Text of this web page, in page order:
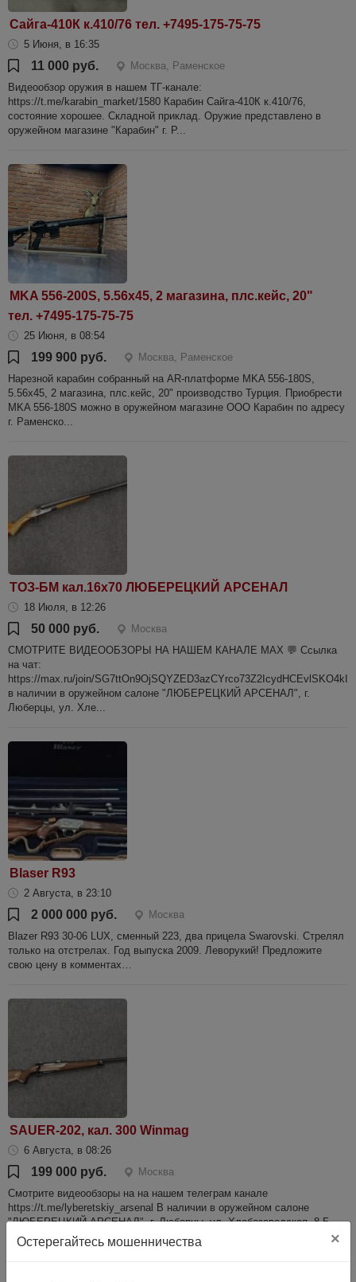
Сайга-410К к.410/76 тел. +7495-175-75-75
5 Июня, в 16:35
11 000 руб.
Москва, Раменское
Видеообзор оружия в нашем ТГ-канале:
https://t.me/karabin_market/1580 Карабин Сайга-410К к.410/76,
состояние хорошее. Складной приклад. Оружие представлено в
оружейном магазине "Карабин" г. Р...
MKA 556-200S, 5.56х45, 2 магазина, плс.кейс, 20"
тел. +7495-175-75-75
25 Июня, в 08:54
199 900 руб.
Москва, Раменское
Нарезной карабин собранный на AR-платформе MKA 556-180S,
5.56х45, 2 магазина, плс.кейс, 20" производство Турция. Приобрести
MKA 556-180S можно в оружейном магазине ООО Карабин по адресу
г. Раменско...
ТОЗ-БМ кал.16х70 ЛЮБЕРЕЦКИЙ АРСЕНАЛ
18 Июля, в 12:26
50 000 руб.
Москва
СМОТРИТЕ ВИДЕООБЗОРЫ НА НАШЕМ КАНАЛЕ MAX 💬 Ссылка
на чат:
https://max.ru/join/SG7ttOn9OjSQYZED3azCYrco73Z2IcydHCEvlSKO4kI
в наличии в оружейном салоне "ЛЮБЕРЕЦКИЙ АРСЕНАЛ", г.
Люберцы, ул. Хле...
Blaser R93
2 Августа, в 23:10
2 000 000 руб.
Москва
Blazer R93 30-06 LUX, сменный 223, два прицела Swarovski. Стрелял
только на отстрелах. Год выпуска 2009. Леворукий! Предложите
свою цену в комментах…
SAUER-202, кал. 300 Winmag
6 Августа, в 08:26
199 000 руб.
Москва
Cмотрите видеообзоры на на нашем телеграм канале
https://t.me/lyberetskiy_arsenal В наличии в оружейном салоне
"ЛЮБЕРЕЦКИЙ АРСЕНАЛ", г. Люберцы, ул. Хлебозаводская, 8 Б,
http://www.larsenal.ru...
Остерегайтесь мошенничества ×